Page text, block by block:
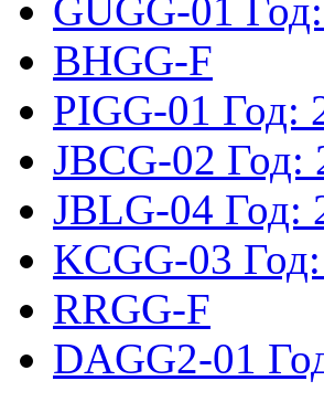
GUGG-01
BHGG-F
PIGG-01 Год:
JBCG-02 Год:
JBLG-04 Год:
KCGG-03
RRGG-F
DAGG2-01